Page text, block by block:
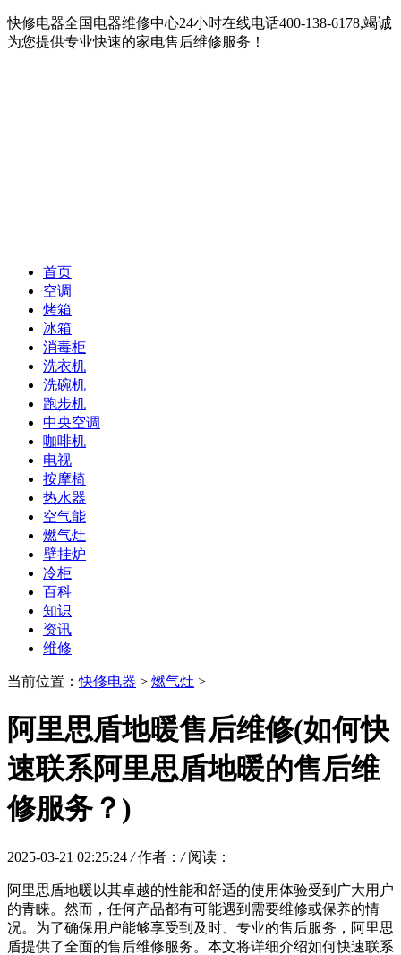
快修电器全国电器维修中心24小时在线电话400-138-6178,竭诚
为您提供专业快速的家电售后维修服务！
首页
空调
烤箱
冰箱
消毒柜
洗衣机
洗碗机
跑步机
中央空调
咖啡机
电视
按摩椅
热水器
空气能
燃气灶
壁挂炉
冷柜
百科
知识
资讯
维修
当前位置：快修电器 > 燃气灶 >
阿里思盾地暖售后维修(如何快
速联系阿里思盾地暖的售后维
修服务？)
2025-03-21 02:25:24 / 作者： / 阅读：
阿里思盾地暖以其卓越的性能和舒适的使用体验受到广大用户
的青睐。然而，任何产品都有可能遇到需要维修或保养的情
况。为了确保用户能够享受到及时、专业的售后服务，阿里思
盾提供了全面的售后维修服务。本文将详细介绍如何快速联系